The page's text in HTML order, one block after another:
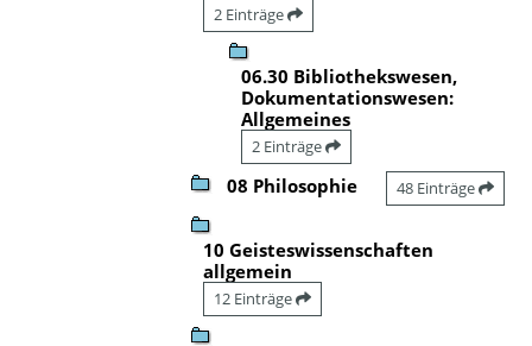
2 Einträge
06.30 Bibliothekswesen,
Dokumentationswesen:
Allgemeines
2 Einträge
08 Philosophie 48 Einträge
10 Geisteswissenschaften
allgemein
12 Einträge